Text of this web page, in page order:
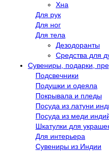
Хна
Для рук
Для ног
Для тела
Дезодоранты
Средства для
Сувениры, подарки,
Подсвечники
Подушки и одеяла
Покрывала и пледы
Посуда из латуни
Посуда из меди
Шкатулки для
Для интерьера
Сувениры из Индии